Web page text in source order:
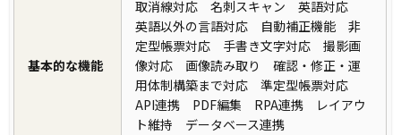
基本的な機能
取消線対応 名刺スキャン 英語対応
英語以外の言語対応 自動補正機能 非
定型帳票対応 手書き文字対応 撮影画
像対応 画像読み取り 確認・修正・運
用体制構築まで対応 準定型帳票対応
API連携 PDF編集 RPA連携 レイアウ
ト維持 データベース連携